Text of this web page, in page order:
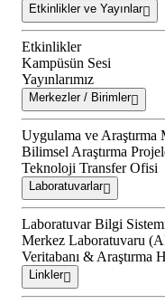
Etkinlikler ve Yayınlar
Etkinlikler
Kampüsün Sesi
Yayınlarımız
Merkezler / Birimler
Uygulama ve Araştırma
Bilimsel Araştırma
Teknoloji Transfer Ofisi
Laboratuvarlar
Laboratuvar Bilgi
Merkez Laboratuvaru
Veritabanı & Araştırma
Linkler